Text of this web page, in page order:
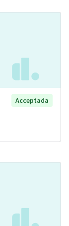
Acceptada